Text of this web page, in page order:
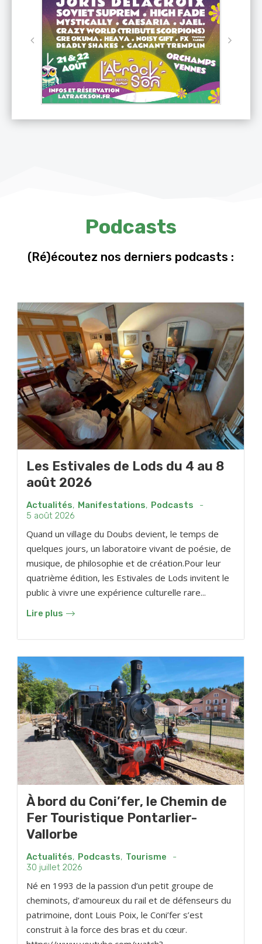
Podcasts
(Ré)écoutez nos derniers podcasts :
Les Estivales de Lods du 4 au 8
août 2026
Actualités, Manifestations, Podcasts
-
5 août 2026
Quand un village du Doubs devient, le temps de
quelques jours, un laboratoire vivant de poésie, de
musique, de philosophie et de création.Pour leur
quatrième édition, les Estivales de Lods invitent le
public à vivre une expérience culturelle rare...
Lire plus
À bord du Coni’fer, le Chemin de
Fer Touristique Pontarlier-
Vallorbe
Actualités, Podcasts, Tourisme
-
30 juillet 2026
Né en 1993 de la passion d’un petit groupe de
cheminots, d’amoureux du rail et de défenseurs du
patrimoine, dont Louis Poix, le Coni’fer s’est
construit à la force des bras et du cœur.